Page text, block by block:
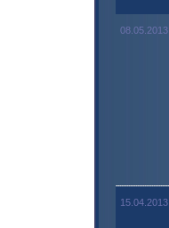
08.05.2013
15.04.2013